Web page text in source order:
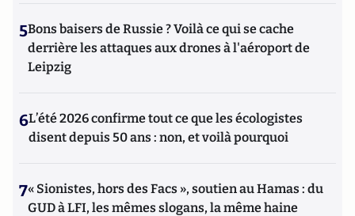
5Bons baisers de Russie ? Voilà ce qui se cache
derrière les attaques aux drones à l'aéroport de
Leipzig
6L’été 2026 confirme tout ce que les écologistes
disent depuis 50 ans : non, et voilà pourquoi
7« Sionistes, hors des Facs », soutien au Hamas : du
GUD à LFI, les mêmes slogans, la même haine